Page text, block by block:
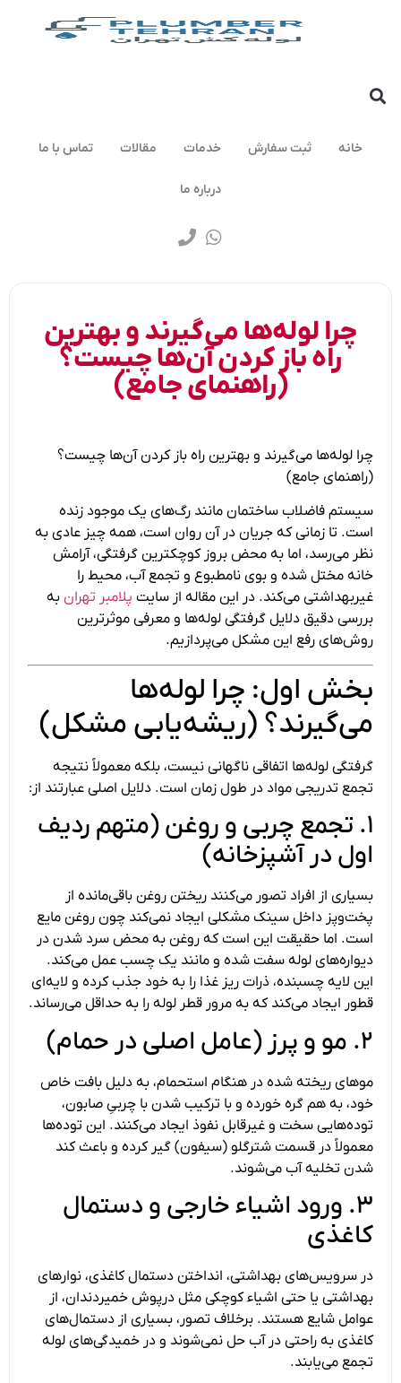
خانه ثبت سفارش خدمات مقالات تماس با ما
درباره ما
چرا لوله‌ها می‌گیرند و بهترین
راه باز کردن آن‌ها چیست؟
(راهنمای جامع)
چرا لوله‌ها می‌گیرند و بهترین راه باز کردن آن‌ها چیست؟
(راهنمای جامع)
سیستم فاضلاب ساختمان مانند رگ‌های یک موجود زنده
است. تا زمانی که جریان در آن روان است، همه چیز عادی به
نظر می‌رسد، اما به محض بروز کوچکترین گرفتگی، آرامش
خانه مختل شده و بوی نامطبوع و تجمع آب، محیط را
غیربهداشتی می‌کند. در این مقاله از سایت پلامبر تهران به
بررسی دقیق دلایل گرفتگی لوله‌ها و معرفی موثرترین
روش‌های رفع این مشکل می‌پردازیم.
بخش اول: چرا لوله‌ها
می‌گیرند؟ (ریشه‌یابی مشکل)
گرفتگی لوله‌ها اتفاقی ناگهانی نیست، بلکه معمولاً نتیجه
تجمع تدریجی مواد در طول زمان است. دلایل اصلی عبارتند از:
۱. تجمع چربی و روغن (متهم ردیف
اول در آشپزخانه)
بسیاری از افراد تصور می‌کنند ریختن روغن باقی‌مانده از
پخت‌وپز داخل سینک مشکلی ایجاد نمی‌کند چون روغن مایع
است. اما حقیقت این است که روغن به محض سرد شدن در
دیواره‌های لوله سفت شده و مانند یک چسب عمل می‌کند.
این لایه چسبنده، ذرات ریز غذا را به خود جذب کرده و لایه‌ای
قطور ایجاد می‌کند که به مرور قطر لوله را به حداقل می‌رساند.
۲. مو و پرز (عامل اصلی در حمام)
موهای ریخته شده در هنگام استحمام، به دلیل بافت خاص
خود، به هم گره خورده و با ترکیب شدن با چربیِ صابون،
توده‌هایی سخت و غیرقابل نفوذ ایجاد می‌کنند. این توده‌ها
معمولاً در قسمت شترگلو (سیفون) گیر کرده و باعث کند
شدن تخلیه آب می‌شوند.
۳. ورود اشیاء خارجی و دستمال
کاغذی
در سرویس‌های بهداشتی، انداختن دستمال کاغذی، نوارهای
بهداشتی یا حتی اشیاء کوچکی مثل درپوش خمیردندان، از
عوامل شایع هستند. برخلاف تصور، بسیاری از دستمال‌های
کاغذی به راحتی در آب حل نمی‌شوند و در خمیدگی‌های لوله
تجمع می‌یابند.